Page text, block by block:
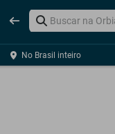
No Brasil inteiro